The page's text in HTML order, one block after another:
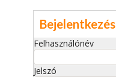
Bejelentkezés
Felhasználónév
Jelszó